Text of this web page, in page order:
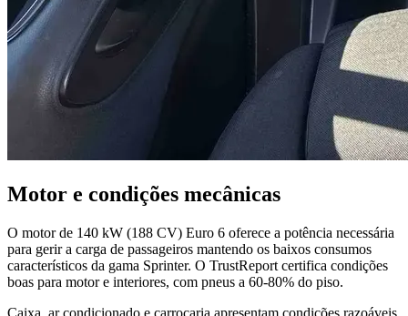
Motor e condições mecânicas
O motor de 140 kW (188 CV) Euro 6 oferece a potência necessária
para gerir a carga de passageiros mantendo os baixos consumos
característicos da gama Sprinter. O TrustReport certifica condições
boas para motor e interiores, com pneus a 60-80% do piso.
Caixa, ar condicionado e carroçaria apresentam condições razoáveis